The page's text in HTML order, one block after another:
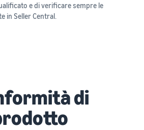
e di verificare sempre le
in Seller Central.
di